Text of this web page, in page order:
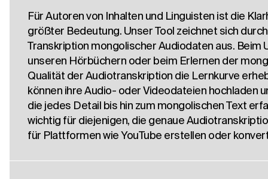
Für Autoren von Inhalten und Linguisten ist die
größter Bedeutung. Unser Tool zeichnet sich
Transkription mongolischer Audiodaten aus. Beim
unseren Hörbüchern oder beim Erlernen der
Qualität der Audiotranskription die Lernkurve
können ihre Audio- oder Videodateien hochladen
die jedes Detail bis hin zum mongolischen Text
wichtig für diejenigen, die genaue
für Plattformen wie YouTube erstellen oder